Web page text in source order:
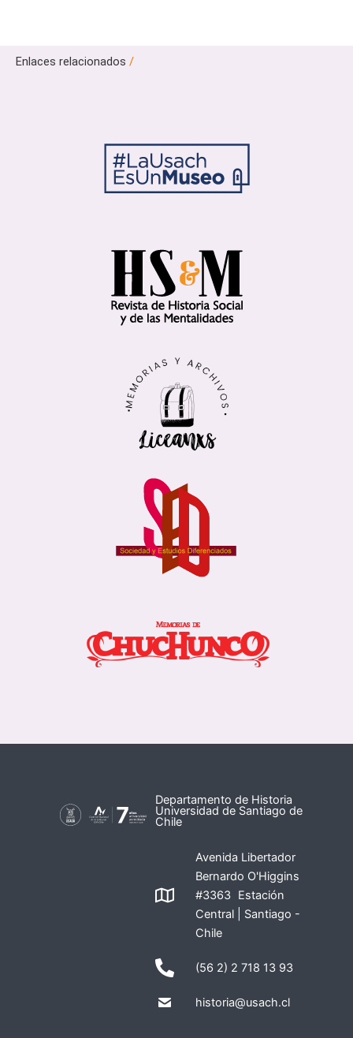
Enlaces relacionados /
Departamento de Historia
Universidad de Santiago de
Chile
Avenida Libertador
Bernardo O'Higgins
#3363 Estación
Central | Santiago -
Chile
(56 2) 2 718 13 93
historia@usach.cl